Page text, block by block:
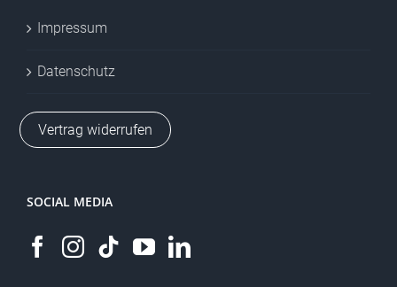
Impressum
Datenschutz
Vertrag widerrufen
SOCIAL MEDIA